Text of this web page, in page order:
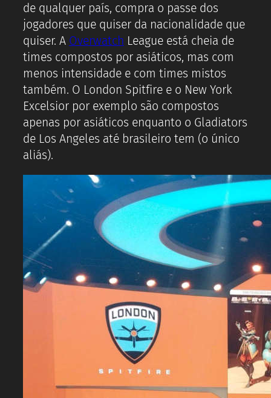
de qualquer país, compra o passe dos
jogadores que quiser da nacionalidade que
quiser. A Overwatch League está cheia de
times compostos por asiáticos, mas com
menos intensidade e com times mistos
também. O London Spitfire e o New York
Excelsior por exemplo são compostos
apenas por asiáticos enquanto o Gladiators
de Los Angeles até brasileiro tem (o único
aliás).